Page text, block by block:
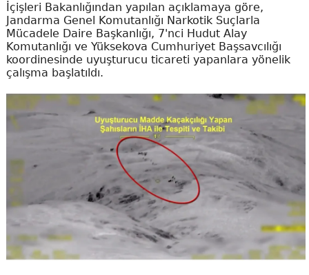
İçişleri Bakanlığından yapılan açıklamaya göre,
Jandarma Genel Komutanlığı Narkotik Suçlarla
Mücadele Daire Başkanlığı, 7'nci Hudut Alay
Komutanlığı ve Yüksekova Cumhuriyet Başsavcılığı
koordinesinde uyuşturucu ticareti yapanlara yönelik
çalışma başlatıldı.